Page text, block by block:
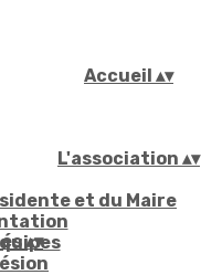
Accueil ▴▾
L'association ▴▾
et du Maire
▴▾